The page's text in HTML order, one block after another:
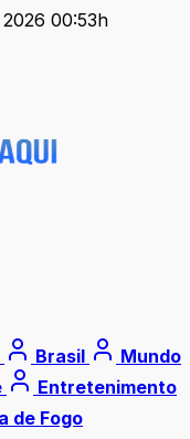
00:53h
Brasil
Mundo
Entretenimento
de Fogo